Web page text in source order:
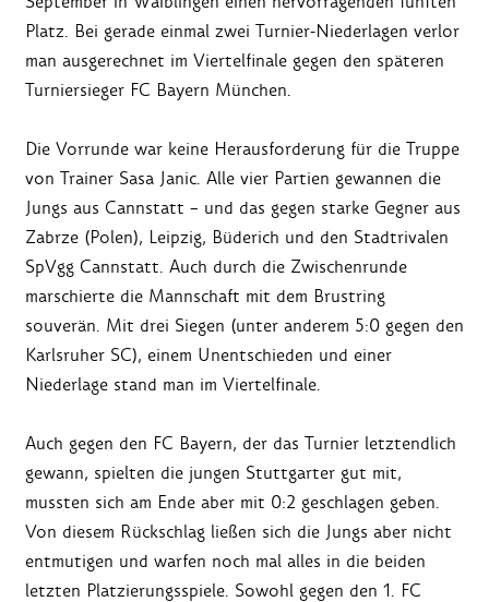
Platz. Bei gerade einmal zwei Turnier-Niederlagen verlor
man ausgerechnet im Viertelfinale gegen den späteren
Turniersieger FC Bayern München.
Die Vorrunde war keine Herausforderung für die Truppe
von Trainer Sasa Janic. Alle vier Partien gewannen die
Jungs aus Cannstatt – und das gegen starke Gegner aus
Zabrze (Polen), Leipzig, Büderich und den Stadtrivalen
SpVgg Cannstatt. Auch durch die Zwischenrunde
marschierte die Mannschaft mit dem Brustring
souverän. Mit drei Siegen (unter anderem 5:0 gegen den
Karlsruher SC), einem Unentschieden und einer
Niederlage stand man im Viertelfinale.
Auch gegen den FC Bayern, der das Turnier letztendlich
gewann, spielten die jungen Stuttgarter gut mit,
mussten sich am Ende aber mit 0:2 geschlagen geben.
Von diesem Rückschlag ließen sich die Jungs aber nicht
entmutigen und warfen noch mal alles in die beiden
letzten Platzierungsspiele. Sowohl gegen den 1. FC